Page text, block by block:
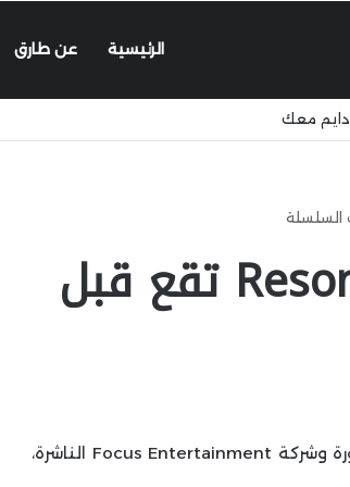
الرئيسية عن طارق
قصة Resonance: A Plague Tale تقع قبل
حققت سلسلة Plague Tale نجاحًا باهرًا لشركة Asobo Studio المطورة وشركة Focus Entertainment الناشرة،